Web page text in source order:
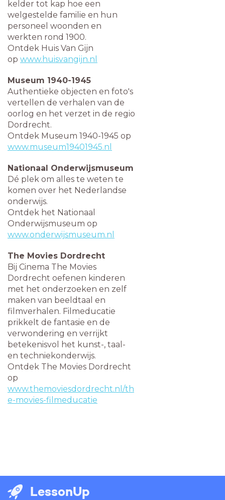
kelder tot kap hoe een
welgestelde familie en hun
personeel woonden en
werkten rond 1900.
Ontdek Huis Van Gijn
op www.huisvangijn.nl
Museum 1940-1945
Authentieke objecten en foto's
vertellen de verhalen van de
oorlog en het verzet in de regio
Dordrecht.
Ontdek Museum 1940-1945 op
www.museum19401945.nl
Nationaal Onderwijsmuseum
Dé plek om alles te weten te
komen over het Nederlandse
onderwijs.
Ontdek het Nationaal
Onderwijsmuseum op
www.onderwijsmuseum.nl
The Movies Dordrecht
Bij Cinema The Movies
Dordrecht oefenen kinderen
met het onderzoeken en zelf
maken van beeldtaal en
filmverhalen. Filmeducatie
prikkelt de fantasie en de
verwondering en verrijkt
betekenisvol het kunst-, taal-
en techniekonderwijs.
Ontdek The Movies Dordrecht
op
www.themoviesdordrecht.nl/th
e-movies-filmeducatie
LessonUp